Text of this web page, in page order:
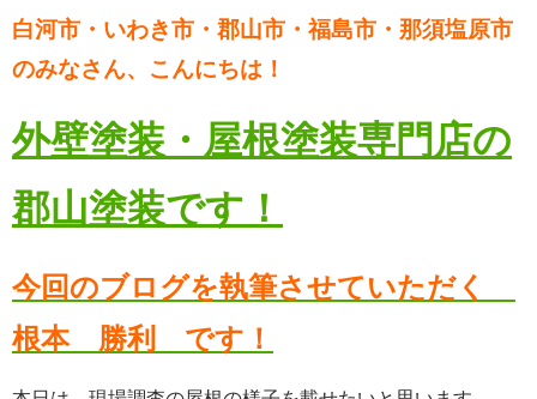
白河市・いわき市・郡山市・福島市・那須塩原市
のみなさん、こんにちは！
外壁塗装・屋根塗装専門店の
郡山塗装です！
今回のブログを執筆させていただく
根本 勝利 です！